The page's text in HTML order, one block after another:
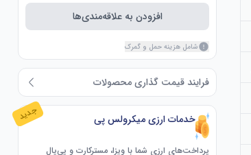
افزودن به علاقه‌مندی‌ها
شامل هزینه حمل و گمرک
فرایند قیمت گذاری محصولات
جدید خدمات ارزی میکرولس پی
پرداخت‌های ارزی شما با ویزا، مسترکارت و پی‌پال